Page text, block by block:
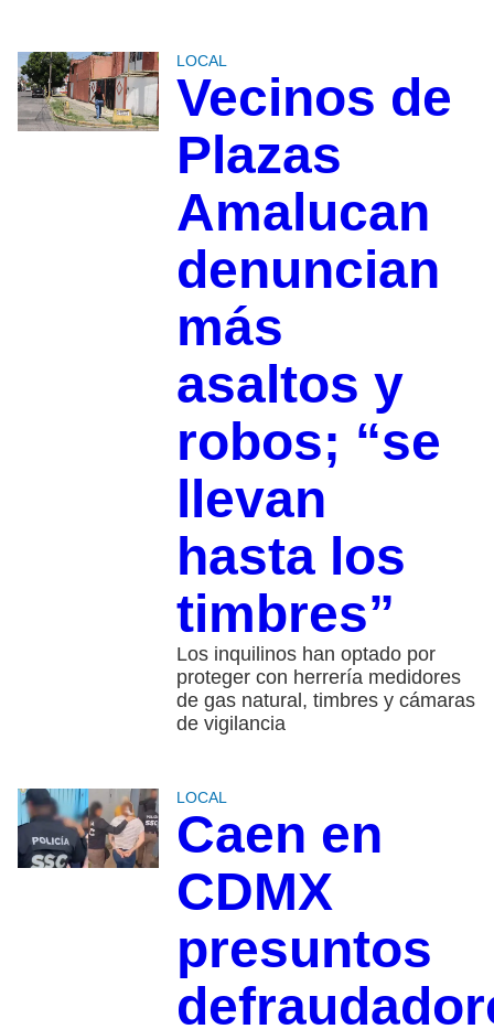
LOCAL
Vecinos de
Plazas
Amalucan
denuncian
más
asaltos y
robos; “se
llevan
hasta los
timbres”
Los inquilinos han optado por
proteger con herrería medidores
de gas natural, timbres y cámaras
de vigilancia
LOCAL
Caen en
CDMX
presuntos